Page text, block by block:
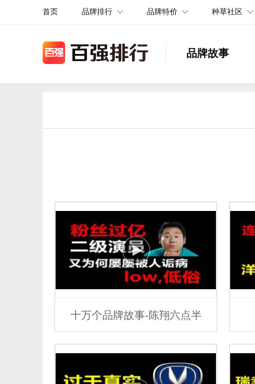
首页 品牌排行 品牌特价 种草社区
品牌故事
十万个品牌故事-陈翔六点半